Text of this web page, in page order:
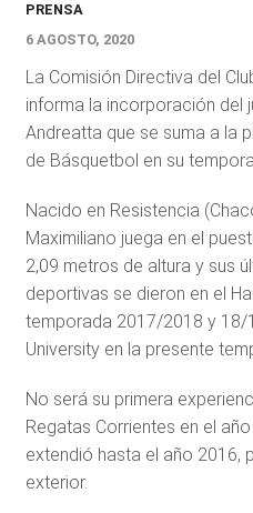
PRENSA
6 AGOSTO, 2020
La Comisión Directiva del
informa la incorporación del
Andreatta que se suma a la
de Básquetbol en su
Nacido en Resistencia
Maximiliano juega en el
2,09 metros de altura y sus
deportivas se dieron en el
temporada 2017/2018 y 18/
University en la presente
No será su primera
Regatas Corrientes en el
extendió hasta el año 2016,
exterior.